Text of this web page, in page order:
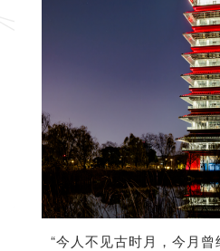
“今人不见古时月，今月